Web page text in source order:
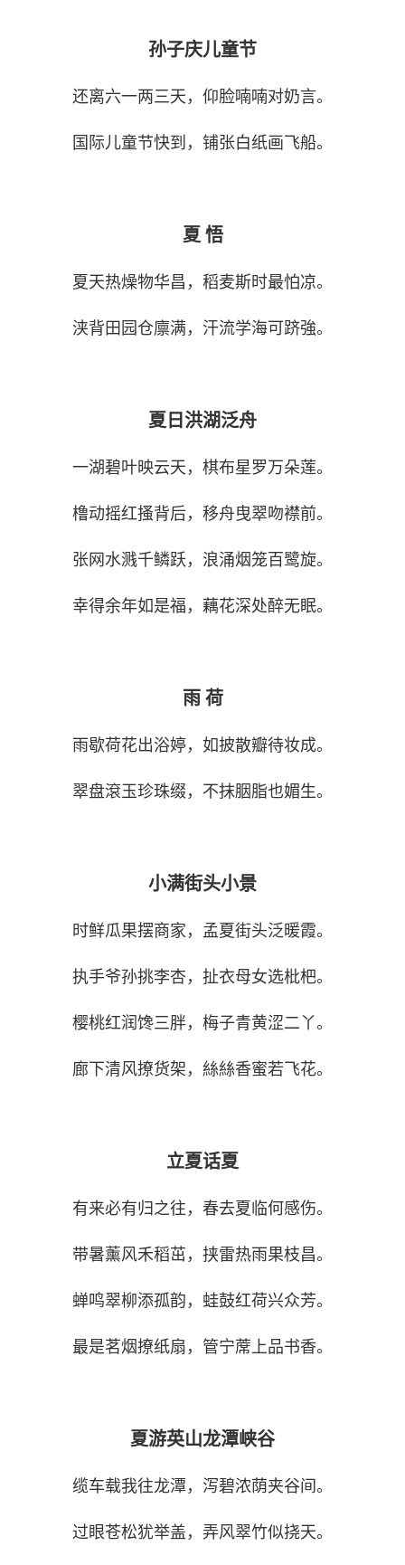
孙子庆儿童节
还离六一两三天，仰脸喃喃对奶言。
国际儿童节快到，铺张白纸画飞船。
夏 悟
夏天热燥物华昌，稻麦斯时最怕凉。
浃背田园仓廪满，汗流学海可跻強。
夏日洪湖泛舟
一湖碧叶映云天，棋布星罗万朵莲。
橹动摇红搔背后，移舟曳翠吻襟前。
张网水溅千鳞跃，浪涌烟笼百鹭旋。
幸得余年如是福，藕花深处醉无眠。
雨 荷
雨歇荷花出浴婷，如披散瓣待妆成。
翠盘滾玉珍珠缀，不抹胭脂也媚生。
小满街头小景
时鲜瓜果摆商家，孟夏街头泛暖霞。
执手爷孙挑李杏，扯衣母女选枇杷。
樱桃红润馋三胖，梅子青黄涩二丫。
廊下清风撩货架，絲絲香蜜若飞花。
立夏话夏
有来必有归之往，春去夏临何感伤。
带暑薰风禾稻茁，挟雷热雨果枝昌。
蝉鸣翠柳添孤韵，蛙鼓红荷兴众芳。
最是茗烟撩纸扇，管宁蓆上品书香。
夏游英山龙潭峡谷
缆车载我往龙潭，泻碧浓荫夹谷间。
过眼苍松犹举盖，弄风翠竹似挠天。